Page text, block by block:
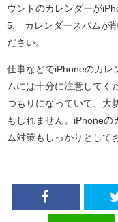
ウントのカレンダーが
5. カレンダースパムが
ださい。
仕事などでiPhoneのカレ
ムには十分に注意してく
つもりになっていて、大
もしれません。iPhoneの
ム対策もしっかりとして